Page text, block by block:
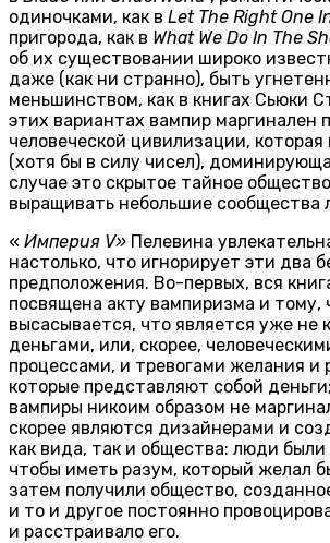
одиночками, как в Let The Right One
пригорода, как в What We Do In The
об их существовании широко
даже (как ни странно), быть
меньшинством, как в книгах Сьюки
этих вариантах вампир маргинален
человеческой цивилизации,
(хотя бы в силу чисел),
случае это скрытое тайное
выращивать небольшие сообщества
« Империя V» Пелевина
настолько, что игнорирует эти два
предположения. Во-первых, вся
посвящена акту вампиризма и тому,
высасывается, что является уже не
деньгами, или, скорее,
процессами, и тревогами желания и
которые представляют собой
вампиры никоим образом не
скорее являются дизайнерами и
как вида, так и общества: люди
чтобы иметь разум, который желал
затем получили общество,
и то и другое постоянно
и расстраивало его.